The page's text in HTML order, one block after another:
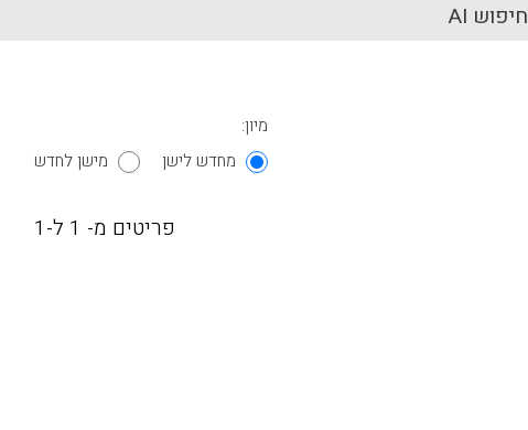
חיפוש AI
מיון:
מחדש לישן
מישן לחדש
פריטים מ- 1 ל-1